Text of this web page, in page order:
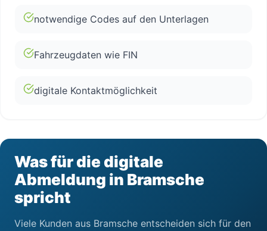
notwendige Codes auf den Unterlagen
Fahrzeugdaten wie FIN
digitale Kontaktmöglichkeit
Was für die digitale
Abmeldung in Bramsche
spricht
Viele Kunden aus Bramsche entscheiden sich für den